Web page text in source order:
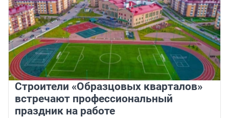
Строители «Образцовых кварталов»
встречают профессиональный
праздник на работе